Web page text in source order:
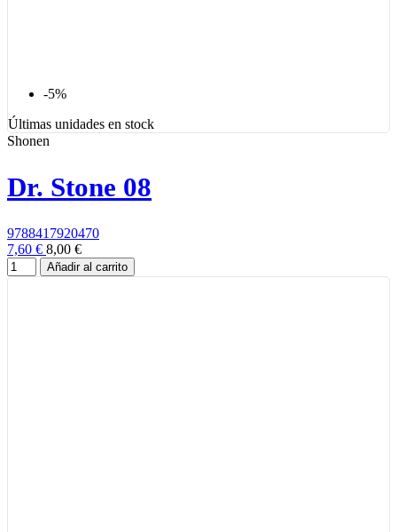
-5%
Últimas unidades en stock
Shonen
Dr. Stone 08
9788417920470
7,60 € 8,00 €
Añadir al carrito